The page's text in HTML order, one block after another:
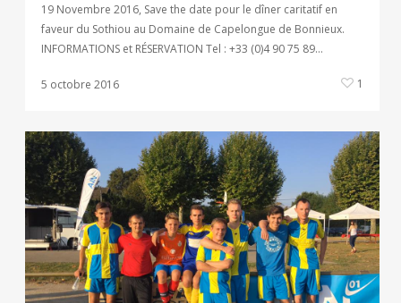
19 Novembre 2016, Save the date pour le dîner caritatif en
faveur du Sothiou au Domaine de Capelongue de Bonnieux.
INFORMATIONS et RÉSERVATION Tel : +33 (0)4 90 75 89…
5 octobre 2016 1